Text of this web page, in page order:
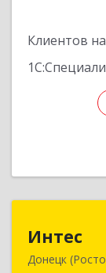
Клиентов
Интес
Донецк346330,